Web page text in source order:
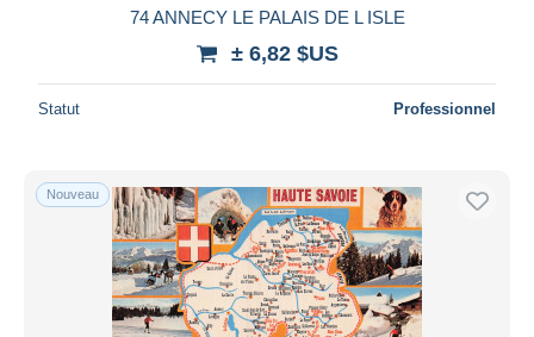
74 ANNECY LE PALAIS DE L ISLE
± 6,82 $US
Statut Professionnel
Nouveau